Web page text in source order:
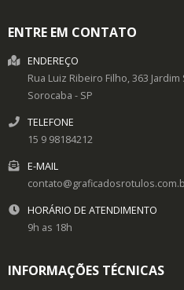
ENTRE EM CONTATO
ENDEREÇO
Rua Luiz Ribeiro Filho, 363
Sorocaba - SP
TELEFONE
15 9 98184212
E-MAIL
HORÁRIO DE ATENDIMENTO
9h as 18h
INFORMAÇÕES TÉCNICAS